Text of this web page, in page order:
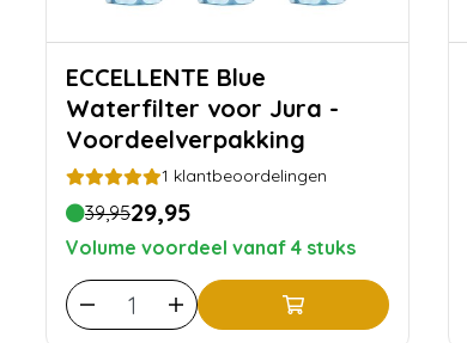
ECCELLENTE Blue
Waterfilter voor Jura -
Voordeelverpakking
1 klantbeoordelingen
39,9529,95
Volume voordeel vanaf 4 stuks